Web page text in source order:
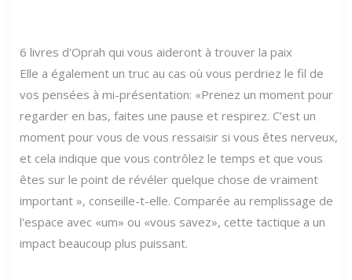
6 livres d'Oprah qui vous aideront à trouver la paix
Elle a également un truc au cas où vous perdriez le fil de
vos pensées à mi-présentation: «Prenez un moment pour
regarder en bas, faites une pause et respirez. C’est un
moment pour vous de vous ressaisir si vous êtes nerveux,
et cela indique que vous contrôlez le temps et que vous
êtes sur le point de révéler quelque chose de vraiment
important », conseille-t-elle. Comparée au remplissage de
l'espace avec «um» ou «vous savez», cette tactique a un
impact beaucoup plus puissant.